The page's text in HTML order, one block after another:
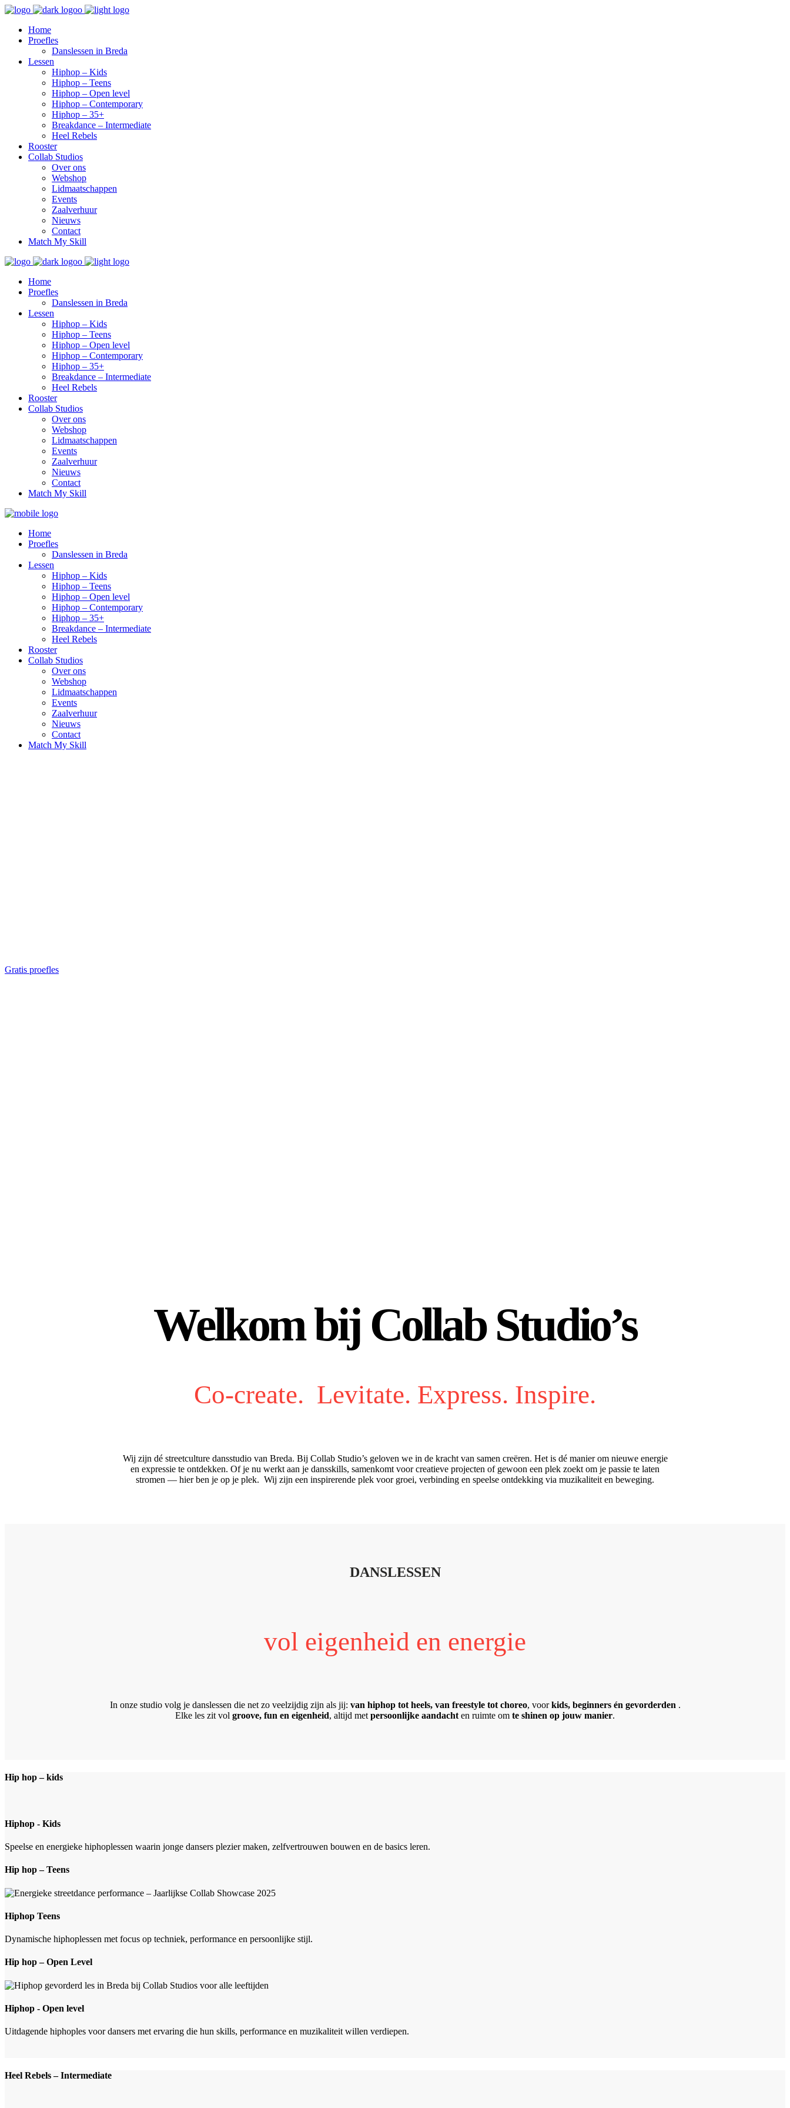
Home
Proefles
Danslessen in Breda
Lessen
Hiphop – Kids
Hiphop – Teens
Hiphop – Open level
Hiphop – Contemporary
Hiphop – 35+
Breakdance – Intermediate
Heel Rebels
Rooster
Collab Studios
Over ons
Webshop
Lidmaatschappen
Events
Zaalverhuur
Nieuws
Contact
Match My Skill
Home
Proefles
Danslessen in Breda
Lessen
Hiphop – Kids
Hiphop – Teens
Hiphop – Open level
Hiphop – Contemporary
Hiphop – 35+
Breakdance – Intermediate
Heel Rebels
Rooster
Collab Studios
Over ons
Webshop
Lidmaatschappen
Events
Zaalverhuur
Nieuws
Contact
Match My Skill
Home
Proefles
Danslessen in Breda
Lessen
Hiphop – Kids
Hiphop – Teens
Hiphop – Open level
Hiphop – Contemporary
Hiphop – 35+
Breakdance – Intermediate
Heel Rebels
Rooster
Collab Studios
Over ons
Webshop
Lidmaatschappen
Events
Zaalverhuur
Nieuws
Contact
Match My Skill
Gratis proefles
Welkom bij Collab Studio’s
Co-create. Levitate. Express. Inspire.
Wij zijn dé streetculture dansstudio van Breda. Bij Collab Studio’s geloven we in de kracht van samen creëren. Het is dé manier om nieuwe energie
en expressie te ontdekken. Of je nu werkt aan je dansskills, samenkomt voor creatieve projecten of gewoon een plek zoekt om je passie te laten
stromen — hier ben je op je plek. Wij zijn een inspirerende plek voor groei, verbinding en speelse ontdekking via muzikaliteit en beweging.
DANSLESSEN
vol eigenheid en energie
In onze studio volg je danslessen die net zo veelzijdig zijn als jij: van hiphop tot heels, van freestyle tot choreo, voorkids, beginners én gevorderden .
Elke les zit vol groove, fun en eigenheid, altijd met persoonlijke aandacht en ruimte om te shinen op jouw manier.
Hip hop – kids
Hiphop - Kids
Speelse en energieke hiphoplessen waarin jonge dansers plezier maken, zelfvertrouwen bouwen en de basics leren.
Hip hop – Teens
Hiphop Teens
Dynamische hiphoplessen met focus op techniek, performance en persoonlijke stijl.
Hip hop – Open Level
Hiphop - Open level
Uitdagende hiphoples voor dansers met ervaring die hun skills, performance en muzikaliteit willen verdiepen.
Heel Rebels – Intermediate